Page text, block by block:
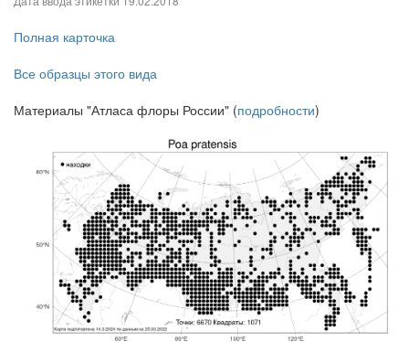
Полная карточка
Все образцы этого вида
Материалы "Атласа флоры России" (подробности)